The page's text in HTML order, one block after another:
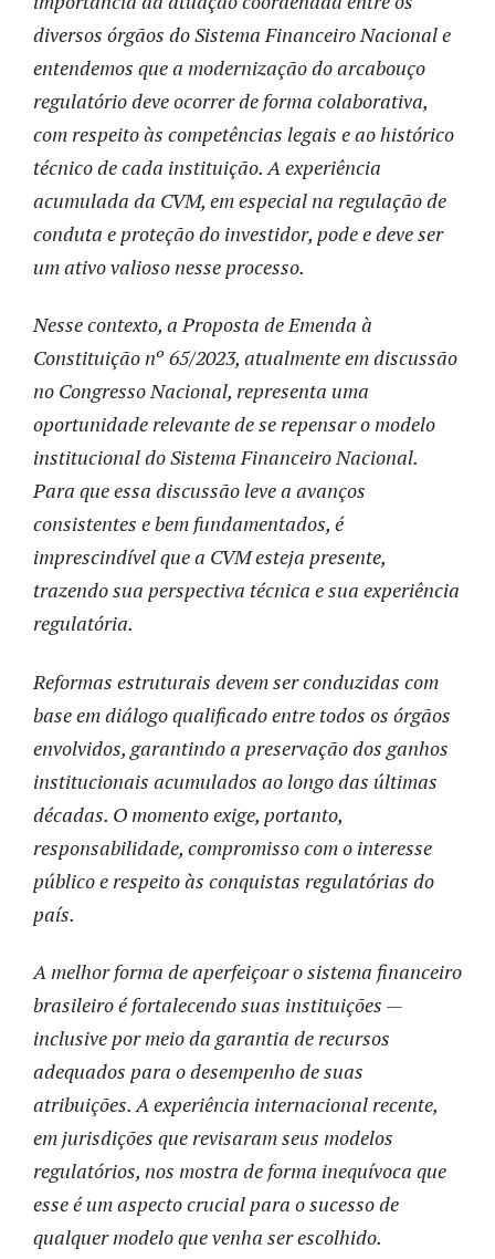
diversos órgãos do Sistema Financeiro Nacional e
entendemos que a modernização do arcabouço
regulatório deve ocorrer de forma colaborativa,
com respeito às competências legais e ao histórico
técnico de cada instituição. A experiência
acumulada da CVM, em especial na regulação de
conduta e proteção do investidor, pode e deve ser
um ativo valioso nesse processo.
Nesse contexto, a Proposta de Emenda à
Constituição nº 65/2023, atualmente em discussão
no Congresso Nacional, representa uma
oportunidade relevante de se repensar o modelo
institucional do Sistema Financeiro Nacional.
Para que essa discussão leve a avanços
consistentes e bem fundamentados, é
imprescindível que a CVM esteja presente,
trazendo sua perspectiva técnica e sua experiência
regulatória.
Reformas estruturais devem ser conduzidas com
base em diálogo qualificado entre todos os órgãos
envolvidos, garantindo a preservação dos ganhos
institucionais acumulados ao longo das últimas
décadas. O momento exige, portanto,
responsabilidade, compromisso com o interesse
público e respeito às conquistas regulatórias do
país.
A melhor forma de aperfeiçoar o sistema financeiro
brasileiro é fortalecendo suas instituições —
inclusive por meio da garantia de recursos
adequados para o desempenho de suas
atribuições. A experiência internacional recente,
em jurisdições que revisaram seus modelos
regulatórios, nos mostra de forma inequívoca que
esse é um aspecto crucial para o sucesso de
qualquer modelo que venha ser escolhido.